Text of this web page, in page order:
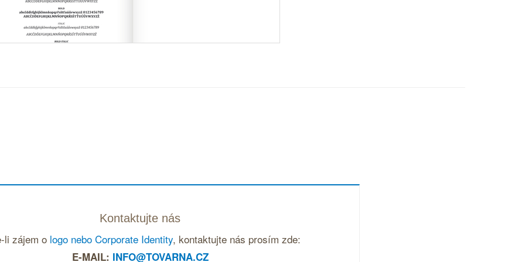
Kontaktujte nás
li zájem o logo nebo Corporate Identity, kontaktujte nás prosím zde:
E-MAIL: INFO@TOVARNA.CZ